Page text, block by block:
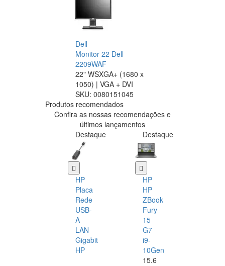
Dell
Monitor 22 Dell
2209WAF
22" WSXGA+ (1680 x
1050) | VGA + DVI
SKU: 0080151045
Produtos recomendados
Confira as nossas recomendações e
últimos lançamentos
Destaque
HP
Placa
Rede
USB-
A
LAN
Gigabit
HP
Destaque
HP
HP
ZBook
Fury
15
G7
i9-
10Gen
15.6